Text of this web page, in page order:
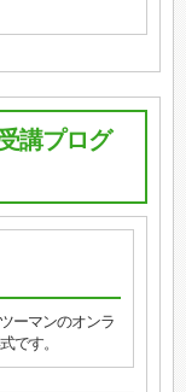
講プログ
ーマンのオンラ
です。